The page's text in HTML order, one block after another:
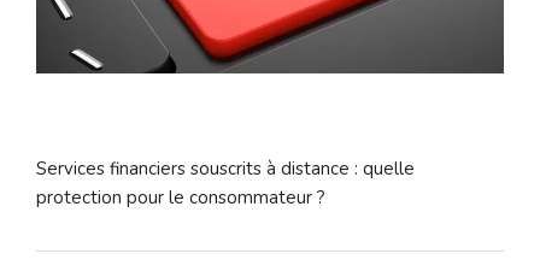
Services financiers souscrits à distance : quelle
protection pour le consommateur ?